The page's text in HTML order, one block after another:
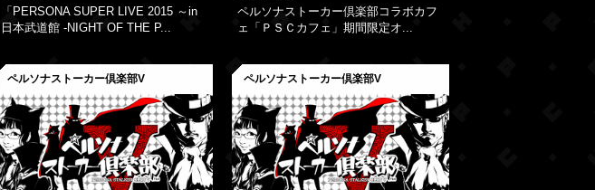
「PERSONA SUPER LIVE 2015 ～in
日本武道館 -NIGHT OF THE P...
ペルソナストーカー倶楽部コラボカフ
ェ「ＰＳＣカフェ」期間限定オ...
ペルソナストーカー倶楽部V ペルソナストーカー倶楽部V